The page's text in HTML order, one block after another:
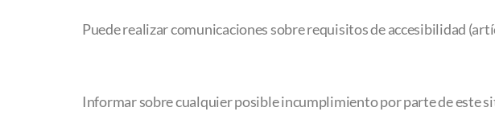
Puede realizar comunicaciones sobre requisitos de accesibilidad
Informar sobre cualquier posible incumplimiento por parte de este